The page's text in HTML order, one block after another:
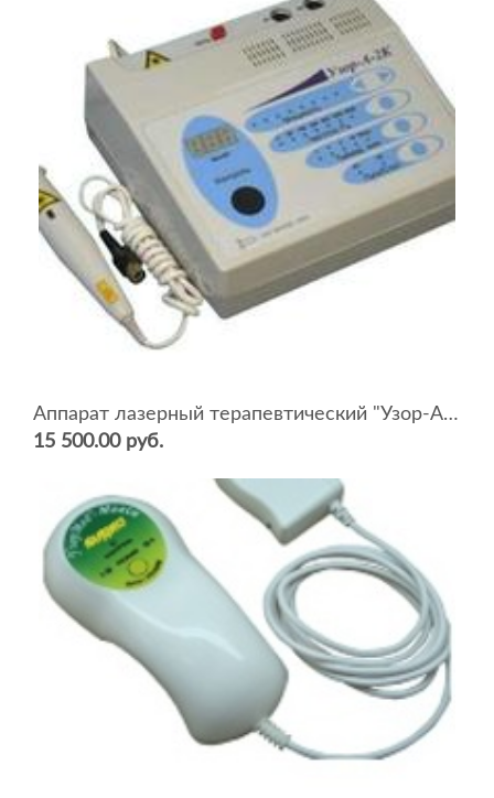
Аппарат лазерный терапевтический "Узор-А-2К/1"
15 500.00 руб.